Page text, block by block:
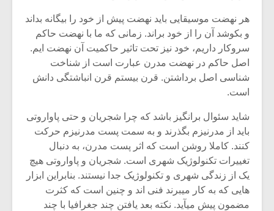
هر نهضت موسیقایی باید نهضت پیش از خود را بیگانه بداند
و بکوشد آن را از خود براند. زمانی که ما با نهضت حاکم
سروکار داریم، خود نیز تحت تاثیر حاکمیت آن نهضت ایم.
اصل حاکم در نهضت مدرن عبارت است از شناخت
شناسی اصل برداشتن. قرن بیستم قرن انباشتگی دانش
است.
شاید سئوال برانگیز باشد که چرا شجریان و حتی پاواروتی
باید از مدرنیزم بگذرند و به سمت پست مدرنیزم حرکت
کنند. کاملا روشن است که اثر پست مدرن، به دنبال
تغییرات تکنولوژیک شهری است. شجریان و پاواروتی هیچ
یک از زندگی شهری و تکنولوژیک جدا نیستند. بنابراین ابزار
هایی که به کار میبرند فنی اند و چنین است که کثرت
مضمون پیش میآید. نکته بعد یافتن چند جغرافیا با چند